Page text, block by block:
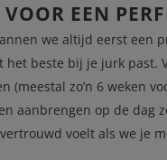
EEN
we altijd eerst een
het beste bij je jurk
(meestal zo’n 6 weken
aanbrengen op de dag
voelt als we je